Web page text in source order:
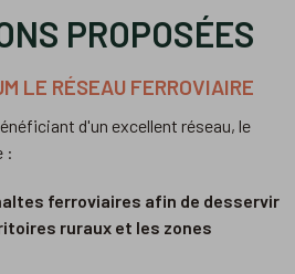
PROPOSÉES
LE RÉSEAU FERROVIAIRE
d'un excellent réseau, le
:
ferroviaires afin de desservir
ruraux et les zones